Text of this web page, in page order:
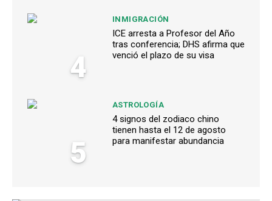
4
INMIGRACIÓN
ICE arresta a Profesor del Año
tras conferencia; DHS afirma que
venció el plazo de su visa
5
ASTROLOGÍA
4 signos del zodiaco chino
tienen hasta el 12 de agosto
para manifestar abundancia